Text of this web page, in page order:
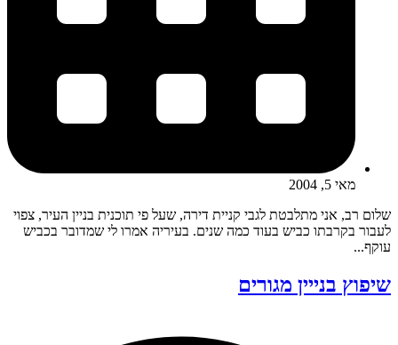
מאי 5, 2004
שלום רב, אני מתלבטת לגבי קניית דירה, שעל פי תוכנית בניין העיר, צפוי
לעבור בקרבתו כביש בעוד כמה שנים. בעיריה אמרו לי שמדובר בכביש
עוקף...
שיפוץ בנייין מגורים